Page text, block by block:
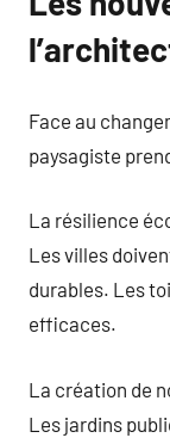
Face au
paysagiste
La résilience
Les villes
durables. Les
efficaces.
La création de
Les jardins